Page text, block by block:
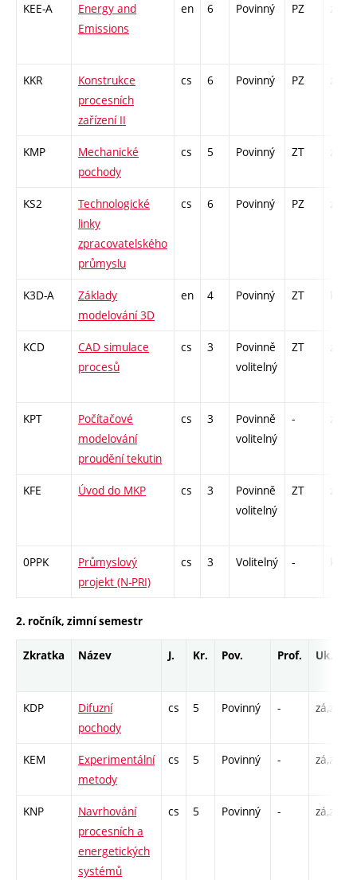
KEE-A
Energy and
Emissions
en 6 Povinný PZ zá,zk
KKR
Konstrukce
procesních
zařízení II
cs 6 Povinný PZ zá,zk
KMP
Mechanické
pochody
cs 5 Povinný ZT zá,zk
KS2
Technologické
linky
zpracovatelského
průmyslu
cs 6 Povinný PZ zá,zk
K3D-A
Základy
modelování 3D
en 4 Povinný ZT
KCD
CAD simulace
procesů
cs 3
Povinně
volitelný
ZT zá
KPT
Počítačové
modelování
proudění tekutin
cs 3
Povinně
volitelný
- zá
KFE Úvod do MKP cs 3
Povinně
volitelný
ZT zá
0PPK
Průmyslový
projekt (N-PRI)
cs 3 Volitelný -
2. ročník, zimní semestr
Zkratka Název J. Kr. Pov. Prof. Uk.
KDP
Difuzní
pochody
cs 5 Povinný - zá,zk
KEM
Experimentální
metody
cs 5 Povinný - zá,zk
KNP
Navrhování
procesních a
energetických
systémů
cs 5 Povinný - zá,zk